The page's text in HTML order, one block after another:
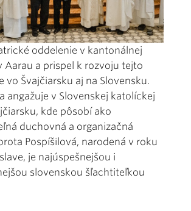
oddelenie v kantonálnej
Aarau a prispel k rozvoju tejto
vo Švajčiarsku aj na Slovensku.
angažuje v Slovenskej katolíckej
kde pôsobí ako
duchovná a organizačná
Pospíšilová, narodená v roku
je najúspešnejšou i
slovenskou šľachtiteľkou